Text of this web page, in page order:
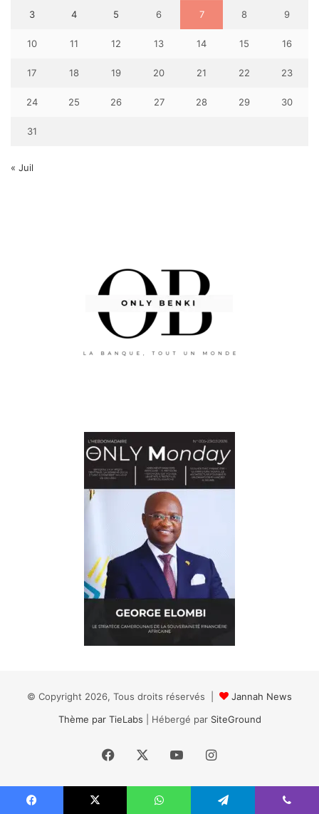
3 4 5 6 7 8 9
10 11 12 13 14 15 16
17 18 19 20 21 22 23
24 25 26 27 28 29 30
31
« Juil
© Copyright 2026, Tous droits réservés |
Jannah News
Thème par TieLabs | Hébergé par SiteGround
Facebook YouTubeInstagram